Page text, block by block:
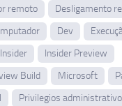
remoto
Desligamento
Dev
Insider
Insider Preview
Build
Microsoft
Privilegios